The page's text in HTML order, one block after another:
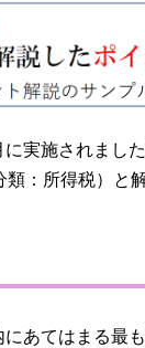
実施されまし
：所得税）と
あてはまる最も